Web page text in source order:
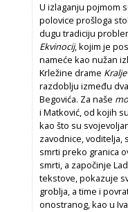
U izlaganju pojmom
polovice prošloga
dugu tradiciju
Ekvinocij, kojim je
nameće kao nužan
Krležine drame
razdoblju između
Begovića. Za naše
i Matković, od kojih
kao što su
zavodnice, voditelja,
smrti preko granica
smrti, a započinje
tekstove, pokazuje
groblja, a time i
onostranog, kao u